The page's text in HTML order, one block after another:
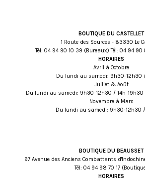
BOUTIQUE DU CASTELLET
1 Route des Sources - 83330 Le
Tél: 93 01 09 49 40 (Bureaux) Tél: 32 30 09
HORAIRES
Avril à Octobre
Du lundi au samedi: 9h30-12h30 /
Juillet & Août
Du lundi au samedi: 9h30-12h30 / 14h-19h30
Novembre à Mars
Du lundi au samedi: 9h30-12h30 /
BOUTIQUE DU BEAUSSET
97 Avenue des Anciens Combattants
Tél: 71 07 89 49 40
HORAIRES